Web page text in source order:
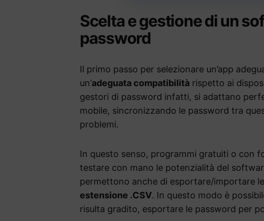
Scelta e gestione di un
password
Il primo passo per selezionare un’app
un’adeguata compatibilità rispetto ai
gestori di password infatti, si adattano
mobile, sincronizzando le password tra
problemi.
In questo senso, programmi gratuiti o con
testare con mano le potenzialità del
permettono anche di esportare/importare
estensione .CSV. In questo modo è
risulta gradito, esportare le password per